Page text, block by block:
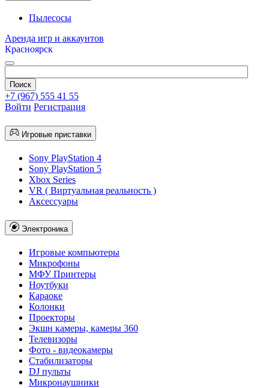
Пылесосы
Аренда игр и аккаунтов
Красноярск
+7 (967) 555 41 55
Войти Регистрация
Игровые приставки
Sony PlayStation 4
Sony PlayStation 5
Xbox Series
VR ( Виртуальная реальность )
Аксессуары
Электроника
Игровые компьютеры
Микрофоны
МФУ Принтеры
Ноутбуки
Караоке
Колонки
Проекторы
Экшн камеры, камеры 360
Телевизоры
Фото - видеокамеры
Стабилизаторы
DJ пульты
Микронаушники